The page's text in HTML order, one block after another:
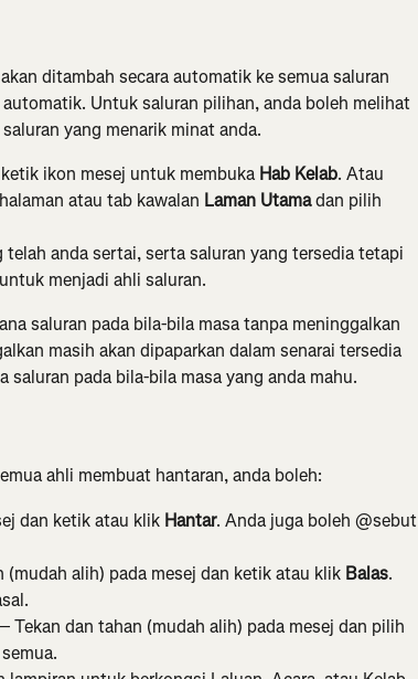
ditambah secara automatik ke semua saluran
Untuk saluran pilihan, anda boleh melihat
yang menarik minat anda.
ikon mesej untuk membuka Hab Kelab. Atau
atau tab kawalan Laman Utama dan pilih
anda sertai, serta saluran yang tersedia tetapi
untuk menjadi ahli saluran.
saluran pada bila-bila masa tanpa meninggalkan
masih akan dipaparkan dalam senarai tersedia
saluran pada bila-bila masa yang anda mahu.
ahli membuat hantaran, anda boleh:
dan ketik atau klik Hantar. Anda juga boleh @sebut
alih) pada mesej dan ketik atau klik Balas.
Tekan dan tahan (mudah alih) pada mesej dan pilih